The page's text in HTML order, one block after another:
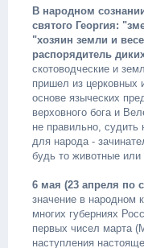
В народном
святого Георгия:
"хозяин земли и
распорядитель
скотоводческие и
пришел из церковных
основе языческих
верховного бога и
не правильно,
для народа -
будь то животные или
6 мая (23 апреля по
значение в народном
многих губерниях
первых чисел марта
наступления